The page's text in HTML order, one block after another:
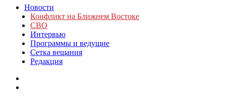
Новости
Конфликт на Ближнем Востоке
СВО
Интервью
Программы и ведущие
Сетка вещания
Редакция